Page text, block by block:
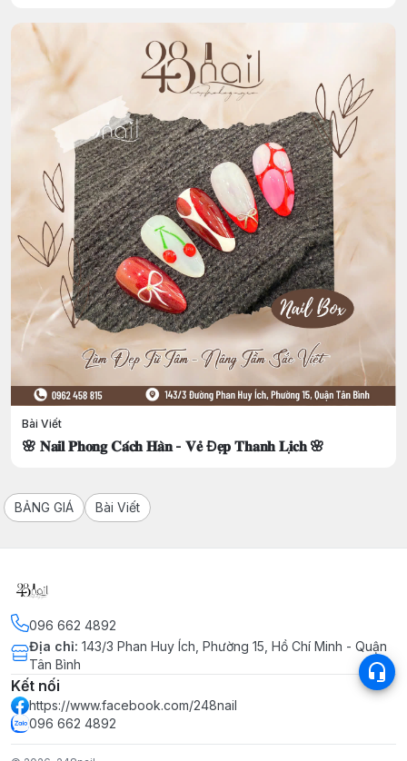
Bài Viết
🌸 𝐍𝐚𝐢𝐥 𝐏𝐡𝐨𝐧𝐠 𝐂𝐚́𝐜𝐡 𝐇𝐚̀𝐧 - 𝐕𝐞̉ Đ𝐞̣𝐩 𝐓𝐡𝐚𝐧𝐡 𝐋𝐢̣𝐜𝐡 🌸
BẢNG GIÁ Bài Viết
096 662 4892
Địa chỉ: 143/3 Phan Huy Ích, Phường 15, Hồ Chí Minh - Quận
Tân Bình
Kết nối
https://www.facebook.com/248nail
096 662 4892